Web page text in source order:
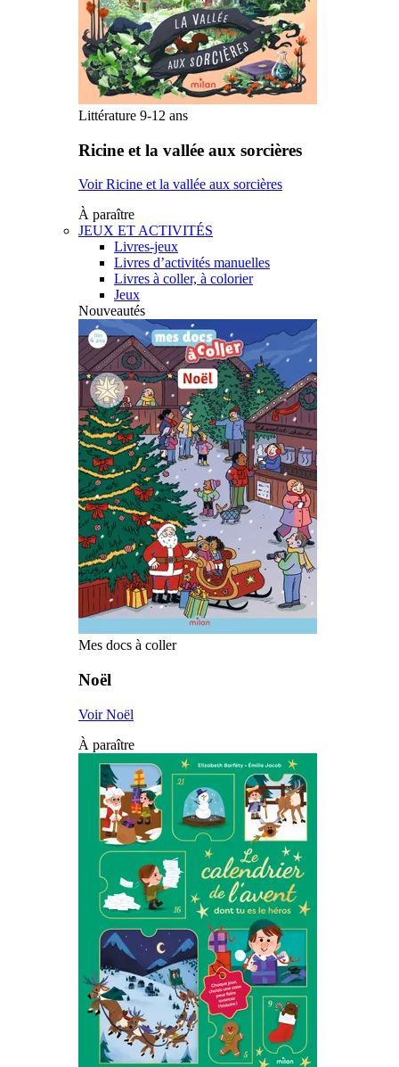
Littérature 9-12 ans
Ricine et la vallée aux sorcières
Voir Ricine et la vallée aux sorcières
À paraître
JEUX ET ACTIVITÉS
Livres-jeux
Livres d’activités manuelles
Livres à coller, à colorier
Jeux
Nouveautés
Mes docs à coller
Noël
Voir Noël
À paraître